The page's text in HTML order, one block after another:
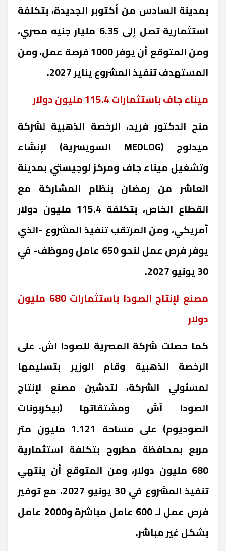
بمدينة السادس من أكتوبر الجديدة، بتكلفة
استثمارية تصل إلى 6.35 مليار جنيه مصري،
ومن المتوقع أن يوفر 1000 فرصة عمل، ومن
المستهدف تنفيذ المشروع يناير 2027
.
ميناء جاف باستثمارات 115.4 مليون دولار
منح الدكتور فريد، الرخصة الذهبية لشركة
ميدلوج (MEDLOG السويسرية) لإنشاء
وتشغيل ميناء جاف ومركز لوجيستي بمدينة
العاشر من رمضان بنظام المشاركة مع
القطاع الخاص، بتكلفة 115.4 مليون دولار
أمريكي، ومن المرتقب تنفيذ المشروع -الذي
يوفر فرص عمل لنحو 650 عامل وموظف- في
30 يونيو 2027
.
مصنع لإنتاج الصودا باستثمارات 680 مليون
دولار
كما حصلت شركة المصرية للصودا اش. على
الرخصة الذهبية وقام الوزير بتسليمها
لمسئولي الشركة، لتدشين مصنع لإنتاج
الصودا آش ومشتقاتها (بيكربونات
الصوديوم) على مساحة 1.121 مليون متر
مربع بمحافظة مطروح بتكلفة استثمارية
680 مليون دولار، ومن المتوقع أن ينتهي
تنفيذ المشروع في 30 يونيو 2027، مع توفير
فرص عمل لـ 600 عامل مباشرة و2000 عامل
بشكل غير مباشر.